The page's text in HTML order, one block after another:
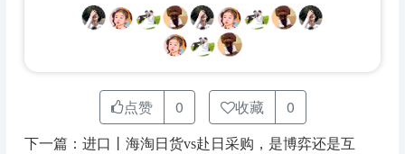
点赞 0 收藏 0
下一篇：进口丨海淘日货vs赴日采购，是博弈还是互